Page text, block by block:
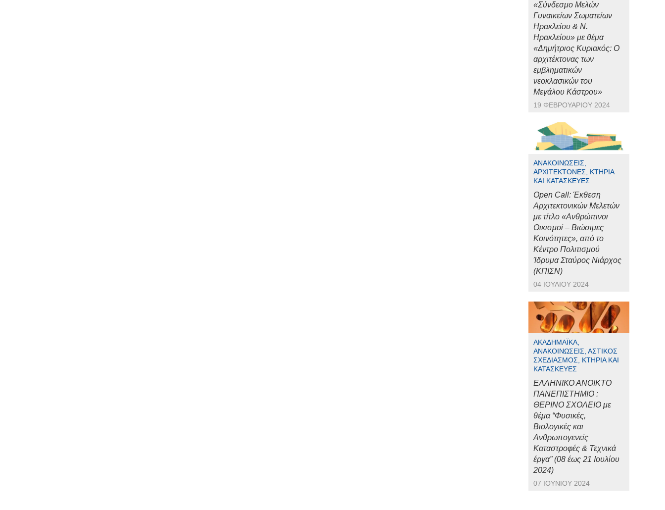
«Σύνδεσμο Μελών
Γυναικείων Σωματείων
Ηρακλείου & Ν.
Ηρακλείου» με θέμα
«Δημήτριος Κυριακός: Ο
αρχιτέκτονας των
εμβληματικών
νεοκλασικών του
Μεγάλου Κάστρου»
19 ΦΕΒΡΟΥΑΡΊΟΥ 2024
ΑΝΑΚΟΙΝΏΣΕΙΣ,
ΑΡΧΙΤΈΚΤΟΝΕΣ, ΚΤΉΡΙΑ
ΚΑΙ ΚΑΤΑΣΚΕΥΈΣ
Open Call: Έκθεση
Αρχιτεκτονικών Μελετών
με τίτλο «Ανθρώπινοι
Οικισμοί – Βιώσιμες
Κοινότητες», από το
Κέντρο Πολιτισμού
Ίδρυμα Σταύρος Νιάρχος
(ΚΠΙΣΝ)
04 ΙΟΥΛΊΟΥ 2024
ΑΚΑΔΗΜΑΪΚΆ,
ΑΝΑΚΟΙΝΏΣΕΙΣ, ΑΣΤΙΚΌΣ
ΣΧΕΔΙΑΣΜΌΣ, ΚΤΉΡΙΑ ΚΑΙ
ΚΑΤΑΣΚΕΥΈΣ
ΕΛΛΗΝΙΚΟ ΑΝΟΙΚΤΟ
ΠΑΝΕΠΙΣΤΗΜΙΟ :
ΘΕΡΙΝΟ ΣΧΟΛΕΙΟ με
θέμα “Φυσικές,
Βιολογικές και
Ανθρωπογενείς
Καταστροφές & Τεχνικά
έργα” (08 έως 21 Ιουλίου
2024)
07 ΙΟΥΝΊΟΥ 2024